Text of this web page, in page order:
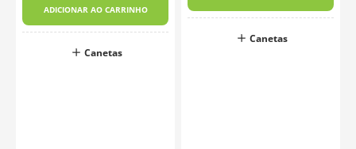
ADICIONAR AO CARRINHO
Canetas
Canetas